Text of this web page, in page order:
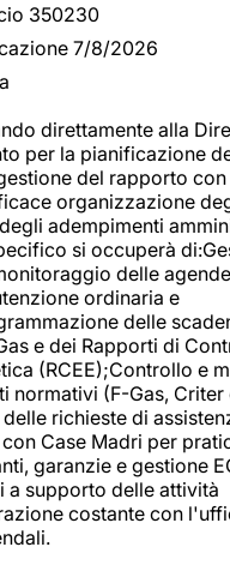
350230
7/8/2026
direttamente alla
per la pianificazione
del rapporto con
organizzazione
adempimenti
si occuperà
delle
ordinaria e
delle
e dei Rapporti di
(RCEE);Controllo e
normativi (F-Gas, Criter
richieste di
Case Madri per
garanzie e gestione
a supporto delle attività
costante con